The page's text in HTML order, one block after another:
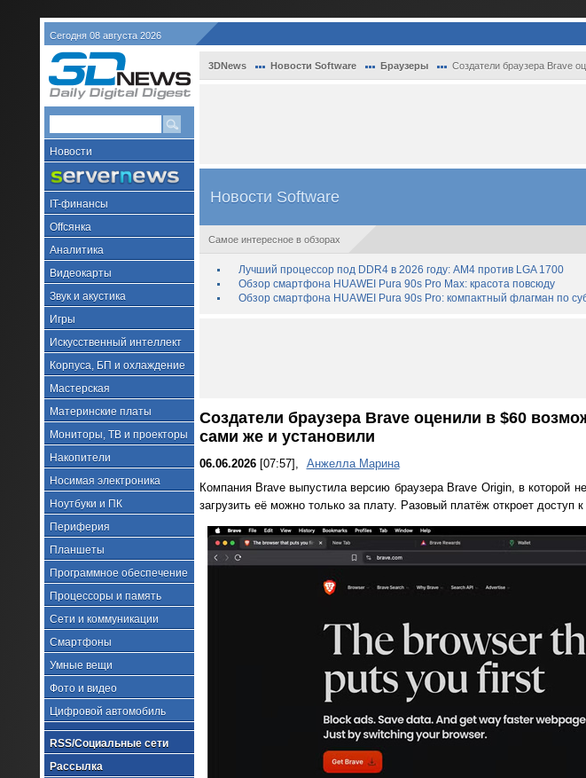
Сегодня 08 августа 2026
Новости
IT-финансы
Offсянка
Аналитика
Видеокарты
Звук и акустика
Игры
Искусственный интеллект
Корпуса, БП и охлаждение
Мастерская
Материнские платы
Мониторы, ТВ и проекторы
Накопители
Носимая электроника
Ноутбуки и ПК
Периферия
Планшеты
Программное обеспечение
Процессоры и память
Сети и коммуникации
Смартфоны
Умные вещи
Фото и видео
Цифровой автомобиль
RSS/Социальные сети
Рассылка
3DNews Новости Software Браузеры Создатели браузера Brave
Новости Software
Самое интересное в обзорах
Лучший процессор под DDR4 в 2026 году: AM4 против LGA 1700
Обзор смартфона HUAWEI Pura 90s Pro Max: красота повсюду
Обзор смартфона HUAWEI Pura 90s Pro: компактный флагман по
Создатели браузера Brave оценили в $60
сами же и установили
06.06.2026[07:57],
Анжелла Марина
Компания Brave выпустила версию браузера Brave Origin, в которой
загрузить её можно только за плату. Разовый платёж откроет